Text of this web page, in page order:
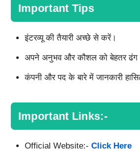
Important Tips
इंटरव्यू की तैयारी अच्छे से करें।
अपने अनुभव और कौशल को बेहतर ढंग
कंपनी और पद के बारे में जानकारी
Important Links:-
Official Website:- Click Here